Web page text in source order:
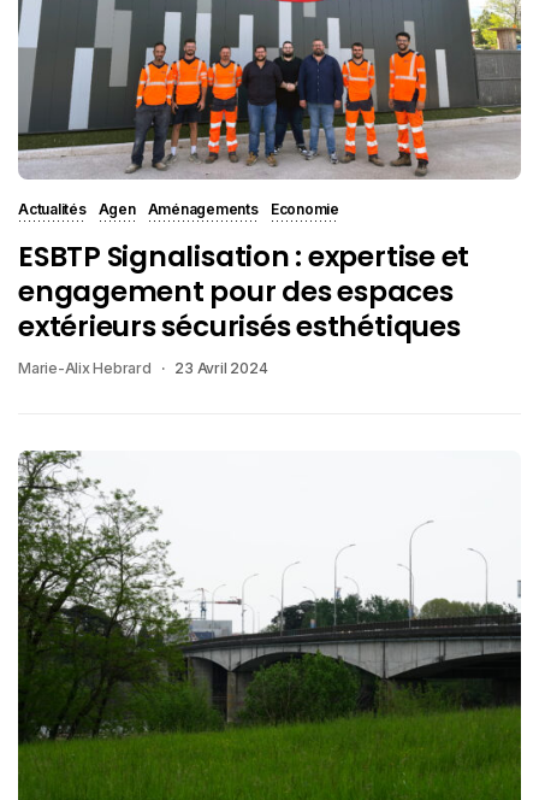
Actualités Agen Aménagements Economie
ESBTP Signalisation : expertise et
engagement pour des espaces
extérieurs sécurisés esthétiques
Marie-Alix Hebrard 23 Avril 2024